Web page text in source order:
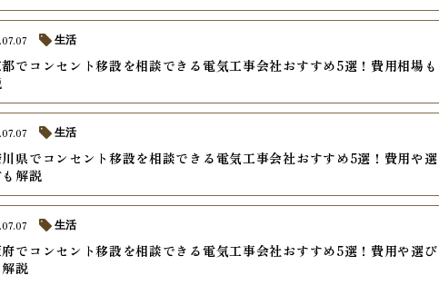
でコンセント移設を相談できる電気工事会社おすすめ5選！費用相場も
生活
県でコンセント移設を相談できる電気工事会社おすすめ5選！費用や選
解説
生活
でコンセント移設を相談できる電気工事会社おすすめ5選！費用や選び
説
生活